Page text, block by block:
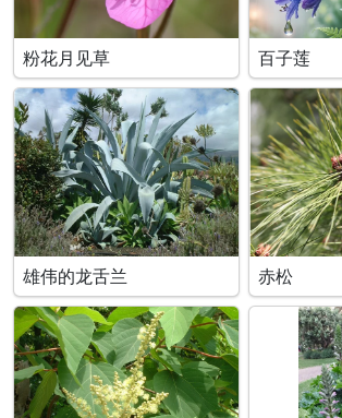
粉花月见草 百子莲
雄伟的龙舌兰 赤松